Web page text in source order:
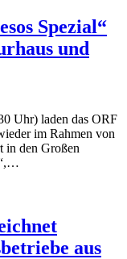
Spezial“
und
Uhr) laden das ORF
im Rahmen von
in den Großen
…
aus